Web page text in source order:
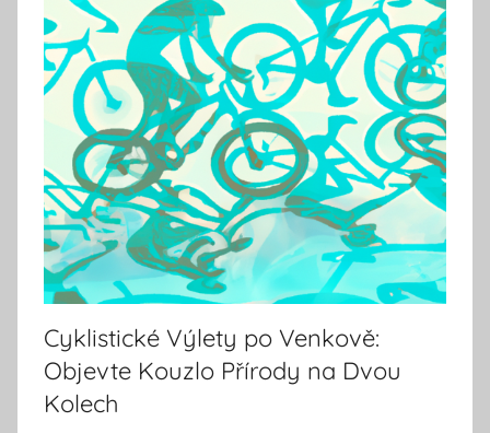
Cyklistické Výlety po Venkově:
Objevte Kouzlo Přírody na Dvou
Kolech